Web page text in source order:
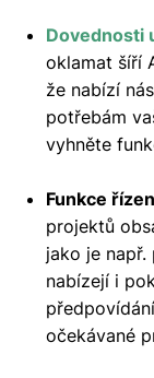
Dovednosti
oklamat šíří
že nabízí
potřebám
vyhněte
Funkce
projektů
jako je
nabízejí i
očekávané